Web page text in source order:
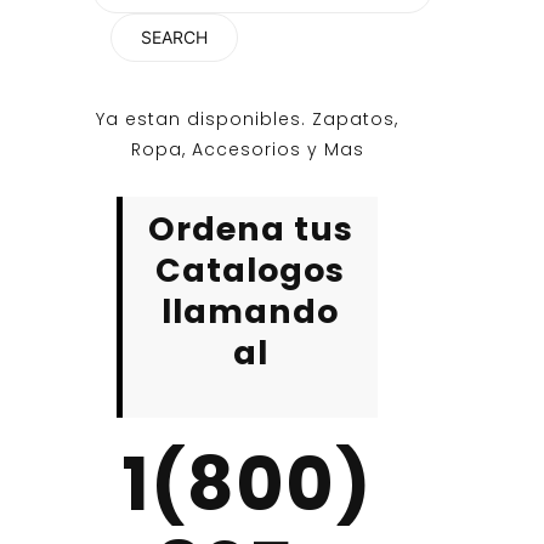
Ya estan disponibles. Zapatos,
Ropa, Accesorios y Mas
Ordena tus
Catalogos
llamando
al
1(800)